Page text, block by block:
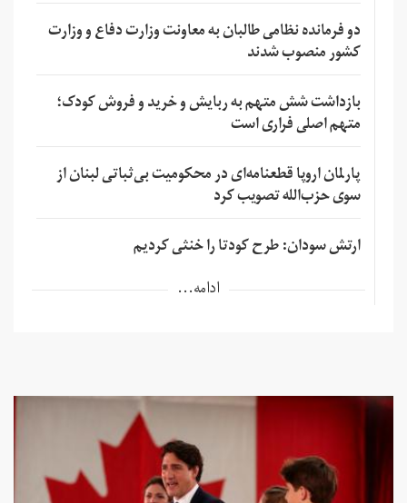
دو فرمانده نظامی طالبان به معاونت وزارت دفاع و وزارت
کشور منصوب شدند
بازداشت شش متهم به ربایش و خرید و فروش کودک؛
متهم اصلی فراری است
پارلمان اروپا قطعنامه‌ای در محکومیت بی‌ثباتی لبنان از
سوی حزب‌الله تصویب کرد
ارتش سودان: طرح کودتا را خنثی کردیم
ادامه...